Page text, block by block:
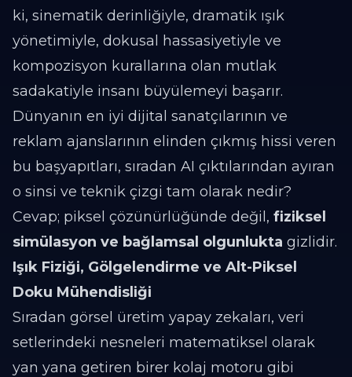
ki, sinematik derinliğiyle, dramatik ışık
yönetimiyle, dokusal hassasiyetiyle ve
kompozisyon kurallarına olan mutlak
sadakatiyle insanı büyülemeyi başarır.
Dünyanın en iyi dijital sanatçılarının ve
reklam ajanslarının elinden çıkmış hissi veren
bu başyapıtları, sıradan AI çıktılarından ayıran
o sinsi ve teknik çizgi tam olarak nedir?
Cevap; piksel çözünürlüğünde değil, fiziksel
simülasyon ve bağlamsal olgunlukta gizlidir.
Işık Fiziği, Gölgelendirme ve Alt-Piksel
Doku Mühendisliği
Sıradan görsel üretim yapay zekaları, veri
setlerindeki nesneleri matematiksel olarak
yan yana getiren birer kolaj motoru gibi